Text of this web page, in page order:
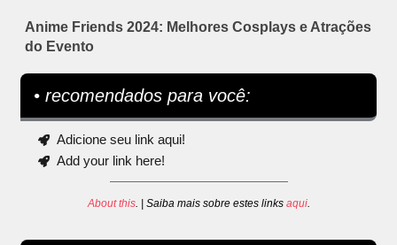
Anime Friends 2024: Melhores Cosplays e Atrações
do Evento
• recomendados para você:
Adicione seu link aqui!
Add your link here!
About this. | Saiba mais sobre estes links aqui.